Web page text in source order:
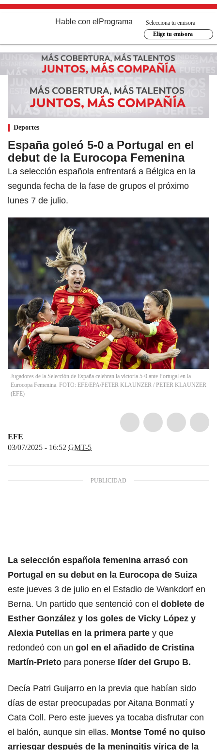
Hable con el Programa
Selecciona tu emisora
Elige tu emisora
Deportes
España goleó 5-0 a Portugal en el
debut de la Eurocopa Femenina
La selección española enfrentará a Bélgica en la
segunda fecha de la fase de grupos el próximo
lunes 7 de julio.
Jugadores de la Selección de España celebran la victoria 5-0 ante Portugal en la
Eurocopa Femenina. FOTO: EFE/EPA/PETER KLAUNZER / PETER KLAUNZER
(EFE)
EFE
03/07/2025 - 16:52 GMT-5
La selección española femenina arrasó con
Portugal en su debut en la Eurocopa de Suiza
este jueves 3 de julio en el Estadio de Wankdorf en
Berna. Un partido que sentenció con el doblete de
Esther González y los goles de Vicky López y
Alexia Putellas en la primera parte y que
redondeó con un gol en el añadido de Cristina
Martín-Prieto para ponerse líder del Grupo B.
Decía Patri Guijarro en la previa que habían sido
días de estar preocupadas por Aitana Bonmatí y
Cata Coll. Pero este jueves ya tocaba disfrutar con
el balón, aunque sin ellas. Montse Tomé no quiso
arriesgar después de la meningitis vírica de la